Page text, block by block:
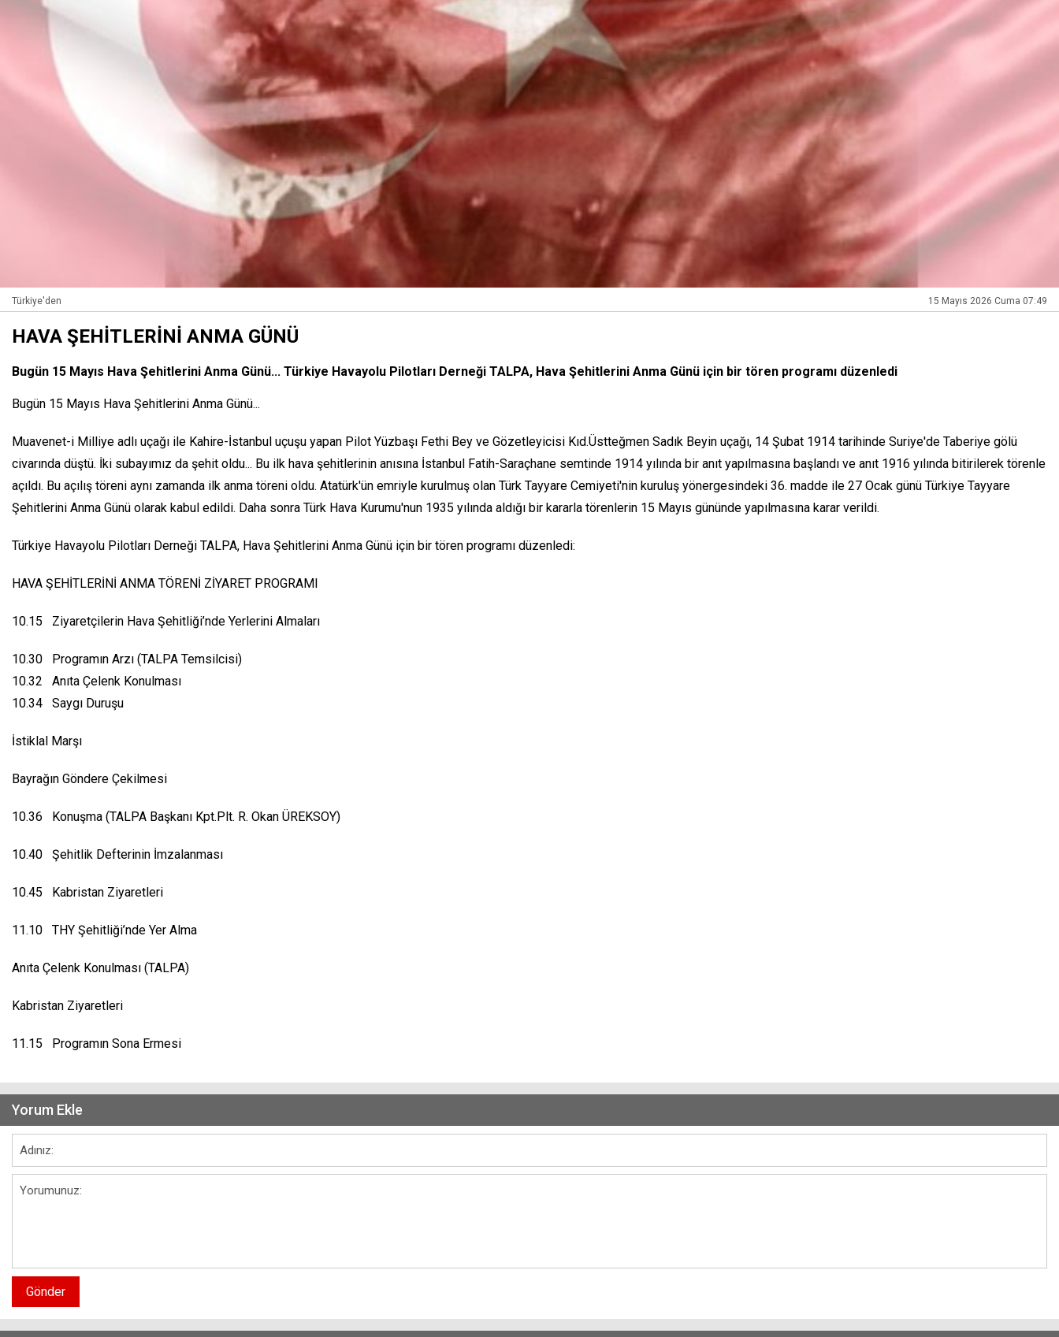
Türkiye'den 15 Mayıs 2026 Cuma 07:49
HAVA ŞEHİTLERİNİ ANMA GÜNÜ
Bugün 15 Mayıs Hava Şehitlerini Anma Günü... Türkiye Havayolu Pilotları Derneği TALPA, Hava Şehitlerini Anma Günü için bir tören programı düzenledi
Bugün 15 Mayıs Hava Şehitlerini Anma Günü...
Muavenet-i Milliye adlı uçağı ile Kahire-İstanbul uçuşu yapan Pilot Yüzbaşı Fethi Bey ve Gözetleyicisi Kıd.Üstteğmen Sadık Beyin uçağı, 14 Şubat 1914 tarihinde Suriye'de Taberiye gölü
civarında düştü. İki subayımız da şehit oldu... Bu ilk hava şehitlerinin anısına İstanbul Fatih-Saraçhane semtinde 1914 yılında bir anıt yapılmasına başlandı ve anıt 1916 yılında bitirilerek törenle
açıldı. Bu açılış töreni aynı zamanda ilk anma töreni oldu. Atatürk'ün emriyle kurulmuş olan Türk Tayyare Cemiyeti'nin kuruluş yönergesindeki 36. madde ile 27 Ocak günü Türkiye Tayyare
Şehitlerini Anma Günü olarak kabul edildi. Daha sonra Türk Hava Kurumu'nun 1935 yılında aldığı bir kararla törenlerin 15 Mayıs gününde yapılmasına karar verildi.
Türkiye Havayolu Pilotları Derneği TALPA, Hava Şehitlerini Anma Günü için bir tören programı düzenledi:
HAVA ŞEHİTLERİNİ ANMA TÖRENİ ZİYARET PROGRAMI
10.15 Ziyaretçilerin Hava Şehitliği’nde Yerlerini Almaları
10.30 Programın Arzı (TALPA Temsilcisi)
10.32 Anıta Çelenk Konulması
10.34 Saygı Duruşu
İstiklal Marşı
Bayrağın Göndere Çekilmesi
10.36 Konuşma (TALPA Başkanı Kpt.Plt. R. Okan ÜREKSOY)
10.40 Şehitlik Defterinin İmzalanması
10.45 Kabristan Ziyaretleri
11.10 THY Şehitliği’nde Yer Alma
Anıta Çelenk Konulması (TALPA)
Kabristan Ziyaretleri
11.15 Programın Sona Ermesi
Yorum Ekle
Gönder